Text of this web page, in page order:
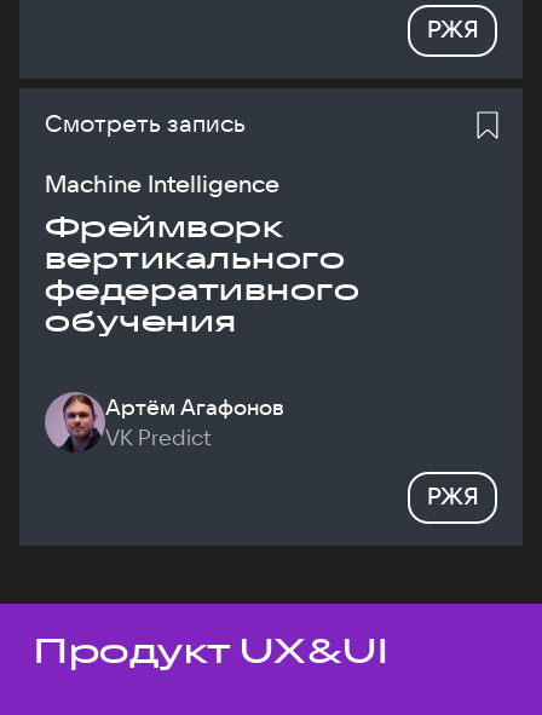
РЖЯ
Смотреть запись
Machine Intelligence
Фреймворк
вертикального
федеративного
обучения
Артём Агафонов
VK Predict
РЖЯ
Темы докладов
Продукт UX&UI